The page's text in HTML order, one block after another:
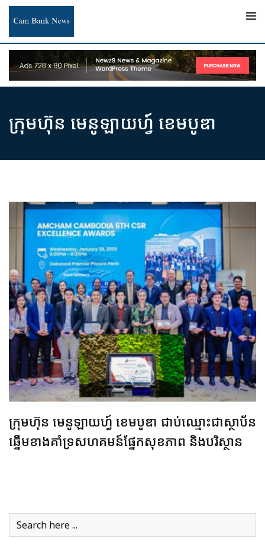
Skip
content
ក្រុមហ៊ុន មេនូឡាយហ្វ៍ ខេមបូឌា
ក្រុមហ៊ុន មេនូឡាយហ្វ៍ ខេមបូឌា ជាប់ឈ្មោះជាស្ថាប័ន
ឆ្នើមខាងគាំទ្រសហគមន៍ផ្នែកសុខភាព និងបរិស្ថាន